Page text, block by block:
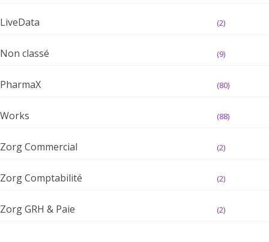
LiveData (2)
Non classé (9)
PharmaX (80)
Works (88)
Zorg Commercial (2)
Zorg Comptabilité (2)
Zorg GRH & Paie (2)